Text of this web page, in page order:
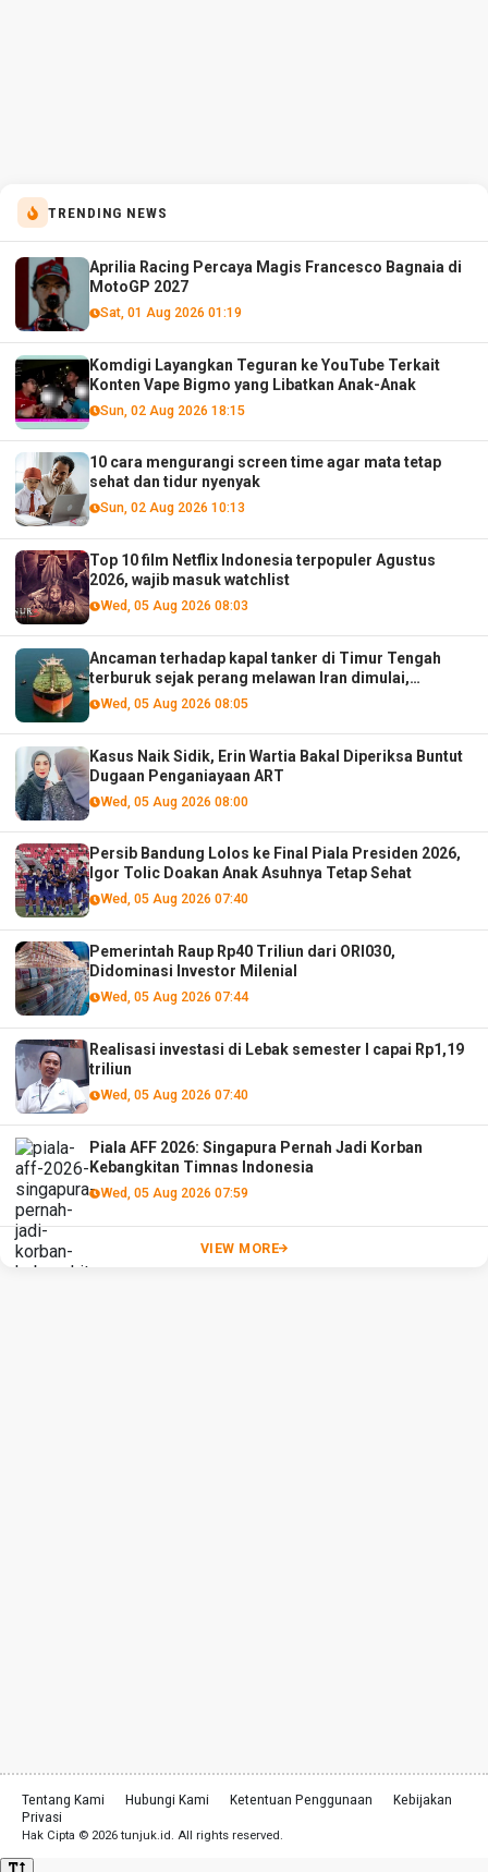
TRENDING NEWS
Aprilia Racing Percaya Magis Francesco Bagnaia di
MotoGP 2027
Sat, 01 Aug 2026 01:19
Komdigi Layangkan Teguran ke YouTube Terkait
Konten Vape Bigmo yang Libatkan Anak-Anak
Sun, 02 Aug 2026 18:15
10 cara mengurangi screen time agar mata tetap
sehat dan tidur nyenyak
Sun, 02 Aug 2026 10:13
Top 10 film Netflix Indonesia terpopuler Agustus
2026, wajib masuk watchlist
Wed, 05 Aug 2026 08:03
Ancaman terhadap kapal tanker di Timur Tengah
terburuk sejak perang melawan Iran dimulai,
menurut analis
Wed, 05 Aug 2026 08:05
Kasus Naik Sidik, Erin Wartia Bakal Diperiksa Buntut
Dugaan Penganiayaan ART
Wed, 05 Aug 2026 08:00
Persib Bandung Lolos ke Final Piala Presiden 2026,
Igor Tolic Doakan Anak Asuhnya Tetap Sehat
Wed, 05 Aug 2026 07:40
Pemerintah Raup Rp40 Triliun dari ORI030,
Didominasi Investor Milenial
Wed, 05 Aug 2026 07:44
Realisasi investasi di Lebak semester I capai Rp1,19
triliun
Wed, 05 Aug 2026 07:40
Piala AFF 2026: Singapura Pernah Jadi Korban
Kebangkitan Timnas Indonesia
Wed, 05 Aug 2026 07:59
VIEW MORE
Tentang Kami Hubungi Kami Ketentuan Penggunaan
Kebijakan
Privasi
Hak Cipta © 2026 tunjuk.id. All rights reserved.